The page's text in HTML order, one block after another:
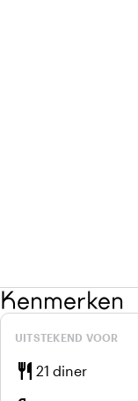
Kenmerken
UITSTEKEND VOOR
restaurant 21 diner